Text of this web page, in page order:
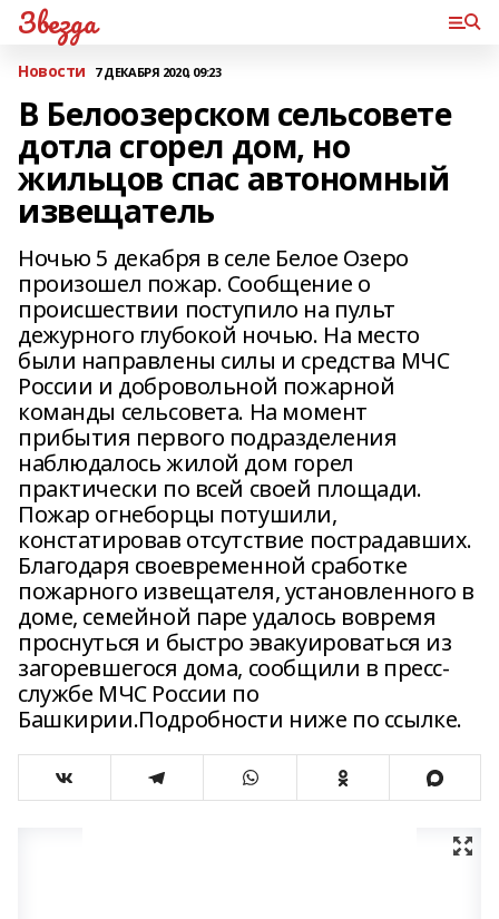
Звезда
Новости 7 ДЕКАБРЯ 2020, 09:23
В Белоозерском сельсовете
дотла сгорел дом, но
жильцов спас автономный
извещатель
Ночью 5 декабря в селе Белое Озеро
произошел пожар. Сообщение о
происшествии поступило на пульт
дежурного глубокой ночью. На место
были направлены силы и средства МЧС
России и добровольной пожарной
команды сельсовета. На момент
прибытия первого подразделения
наблюдалось жилой дом горел
практически по всей своей площади.
Пожар огнеборцы потушили,
констатировав отсутствие пострадавших.
Благодаря своевременной сработке
пожарного извещателя, установленного в
доме, семейной паре удалось вовремя
проснуться и быстро эвакуироваться из
загоревшегося дома, сообщили в пресс-
службе МЧС России по
Башкирии.Подробности ниже по ссылке.